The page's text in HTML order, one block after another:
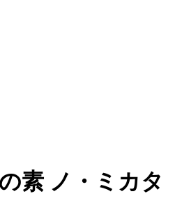
素 ノ・ミカタ